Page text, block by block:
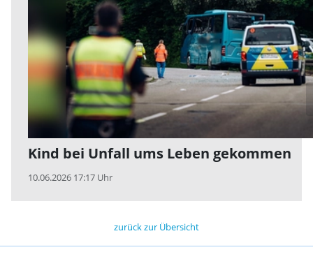
Kind bei Unfall ums Leben gekommen
10.06.2026 17:17 Uhr
zurück zur Übersicht